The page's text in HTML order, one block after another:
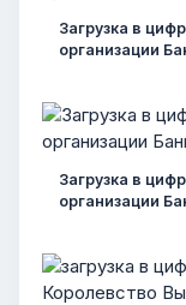
Загрузка в
организации
Загрузка в
организации